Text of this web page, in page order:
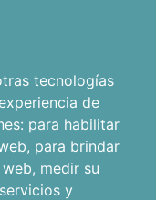
tecnologías
de
para habilitar
, para brindar
, medir su
y